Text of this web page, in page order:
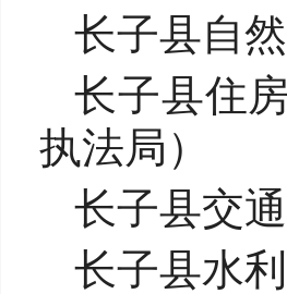
长子县自
长子县住
执法局）
长子县交
长子县水